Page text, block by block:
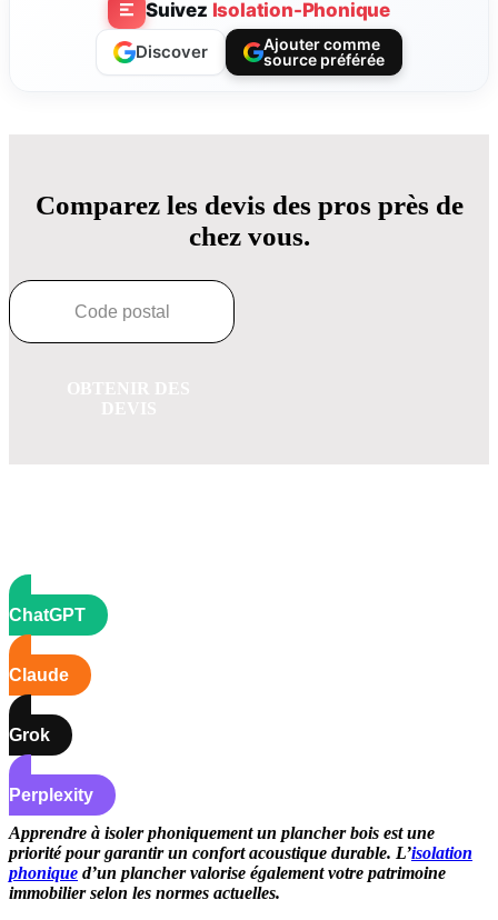
Suivez Isolation-Phonique
Discover
Ajouter comme
source préférée
Comparez les devis des pros près de
chez vous.
ChatGPT
Claude
Grok
Perplexity
Apprendre à isoler phoniquement un plancher bois est une
priorité pour garantir un confort acoustique durable. L’isolation
phonique d’un plancher valorise également votre patrimoine
immobilier selon les normes actuelles.